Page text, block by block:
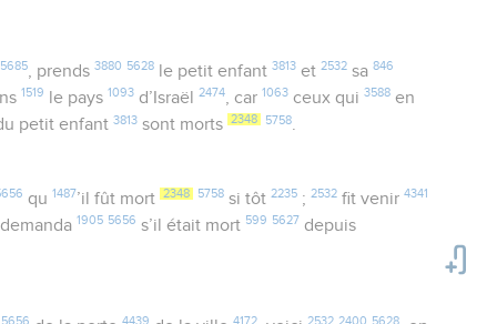
5685, prends 3880 5628le petit enfant 3813et 2532sa 846
1519 le pays 1093 d’Israël2474, car 1063 ceux qui3588 en
petit enfant3813 sont morts 2348 5758.
qu 1487’il fût mort 2348 5758si tôt 2235; 2532fit venir 4341
demanda 1905 5656 s’il était mort 599 5627 depuis
5656 4439 4172 2532 2400 5628